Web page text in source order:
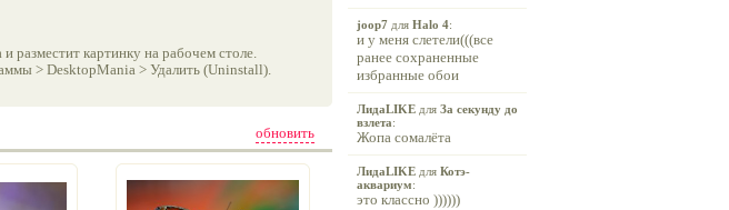
разместит картинку на рабочем столе.
> DesktopMania > Удалить (Uninstall).
обновить
joop7 для Halo 4:
и у меня слетели(((все
ранее сохраненные
избранные обои
ЛидаLIKE для За секунду до
взлета:
Жопа сомалёта
ЛидаLIKE для Котэ-
аквариум:
это классно ))))))